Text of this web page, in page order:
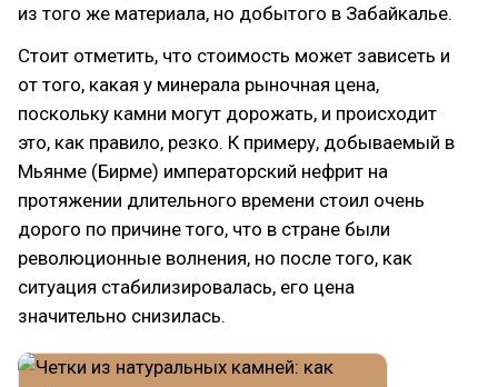
из того же материала, но добытого в Забайкалье.
Стоит отметить, что стоимость может зависеть и
от того, какая у минерала рыночная цена,
поскольку камни могут дорожать, и происходит
это, как правило, резко. К примеру, добываемый в
Мьянме (Бирме) императорский нефрит на
протяжении длительного времени стоил очень
дорого по причине того, что в стране были
революционные волнения, но после того, как
ситуация стабилизировалась, его цена
значительно снизилась.